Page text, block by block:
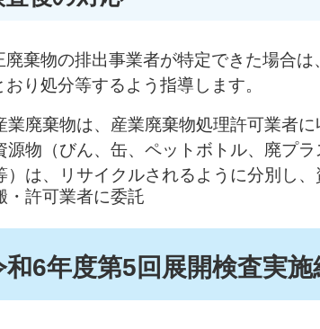
廃棄物の排出事業者が特定できた場合
おり処分等するよう指導します。
業廃棄物は、産業廃棄物処理許可業者
源物（びん、缶、ペットボトル、廃プ
）は、リサイクルされるように分別し
・許可業者に委託
和6年度第5回展開検査実施